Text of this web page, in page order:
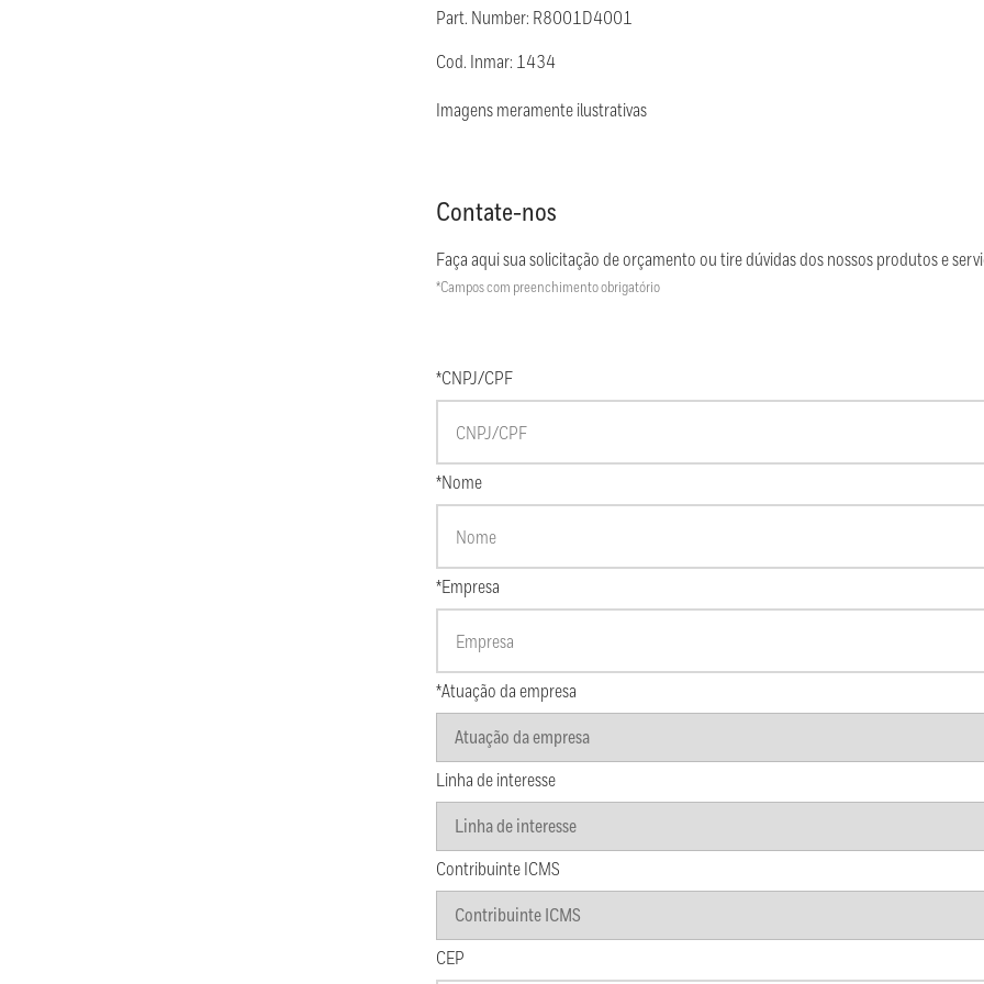
Part. Number: R8001D4001
Cod. Inmar: 1434
Imagens meramente ilustrativas
Contate-nos
Faça aqui sua solicitação de orçamento ou tire dúvidas dos nossos produtos e
*Campos com preenchimento obrigatório
*CNPJ/CPF
*Nome
*Empresa
*Atuação da empresa
Linha de interesse
Contribuinte ICMS
CEP